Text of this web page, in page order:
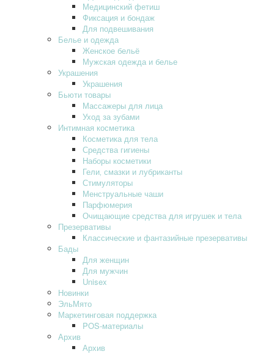
Медицинский фетиш
Фиксация и бондаж
Для подвешивания
Белье и одежда
Женское бельё
Мужская одежда и белье
Украшения
Украшения
Бьюти товары
Массажеры для лица
Уход за зубами
Интимная косметика
Косметика для тела
Средства гигиены
Наборы косметики
Гели‚ смазки и лубриканты
Стимуляторы
Менструальные чаши
Парфюмерия
Очищающие средства для игрушек и тела
Презервативы
Классические и фантазийные презервативы
Бады
Для женщин
Для мужчин
Unisex
Новинки
ЭльМято
Маркетинговая поддержка
POS-материалы
Архив
Архив